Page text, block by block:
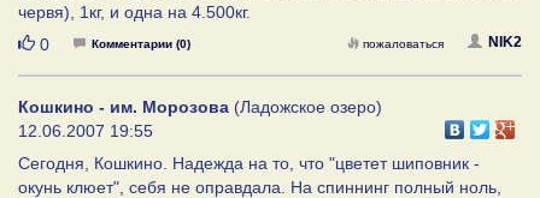
червя), 1кг, и одна на 4.500кг.
Нравится
0 Комментарии (0) NIK2
пожаловаться
Кошкино - им. Морозова (Ладожское озеро)
12.06.2007 19:55
Сегодня, Кошкино. Надежда на то, что "цветет шиповник -
окунь клюет", себя не оправдала. На спиннинг полный ноль,